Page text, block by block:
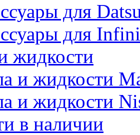
для
для
жидкости
и жидкости
и жидкости
в наличии